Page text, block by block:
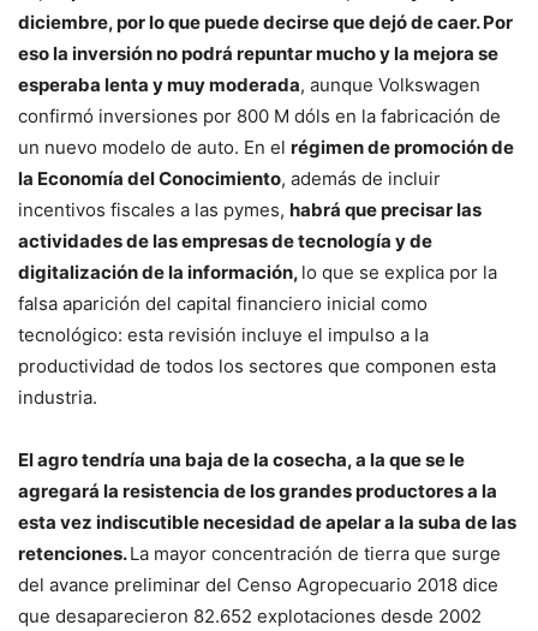
diciembre, por lo que puede decirse que dejó de caer. Por
eso la inversión no podrá repuntar mucho y la mejora se
esperaba lenta y muy moderada, aunque Volkswagen
confirmó inversiones por 800 M dóls en la fabricación de
un nuevo modelo de auto. En el régimen de promoción de
la Economía del Conocimiento, además de incluir
incentivos fiscales a las pymes, habrá que precisar las
actividades de las empresas de tecnología y de
digitalización de la información, lo que se explica por la
falsa aparición del capital financiero inicial como
tecnológico: esta revisión incluye el impulso a la
productividad de todos los sectores que componen esta
industria.
El agro tendría una baja de la cosecha, a la que se le
agregará la resistencia de los grandes productores a la
esta vez indiscutible necesidad de apelar a la suba de las
retenciones.La mayor concentración de tierra que surge
del avance preliminar del Censo Agropecuario 2018 dice
que desaparecieron 82.652 explotaciones desde 2002